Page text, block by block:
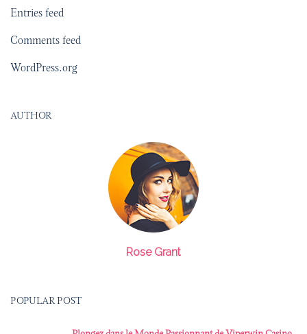
Entries feed
Comments feed
WordPress.org
AUTHOR
Rose Grant
POPULAR POST